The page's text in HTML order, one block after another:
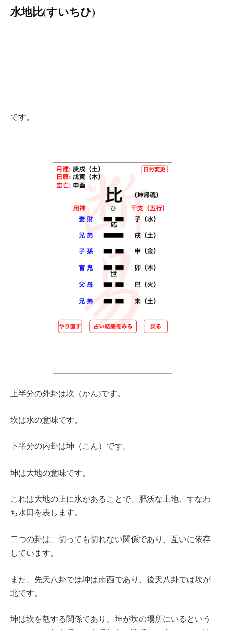
水地比(すいちひ)
です。
上半分の外卦は坎（かん)です。
坎は水の意味です。
下半分の内卦は坤（こん）です。
坤は大地の意味です。
これは大地の上に水があることで、肥沃な土地、すなわ
ち水田を表します。
二つの卦は、切っても切れない関係であり、互いに依存
しています。
また、先天八卦では坤は南西であり、後天八卦では坎が
北です。
坤は坎を剋する関係であり、坤が坎の場所にいるという